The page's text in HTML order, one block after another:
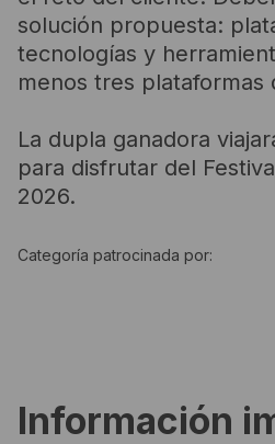
solución propuesta:
tecnologías y
menos tres plataformas
La dupla ganadora
para disfrutar del
2026.
Categoría patrocinada por:
Información